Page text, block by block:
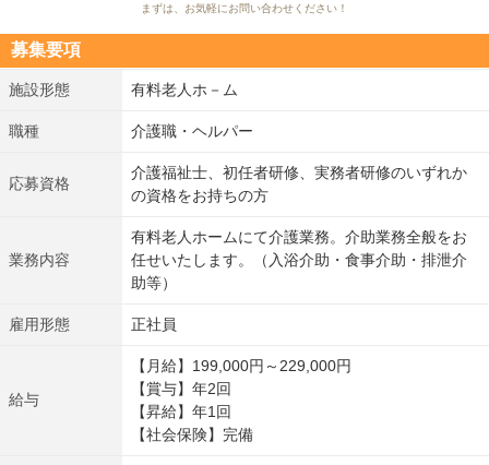
まずは、お気軽にお問い合わせください！
募集要項
施設形態 有料老人ホ－ム
職種 介護職・ヘルパー
応募資格
介護福祉士、初任者研修、実務者研修のいずれか
の資格をお持ちの方
業務内容
有料老人ホームにて介護業務。介助業務全般をお
任せいたします。（入浴介助・食事介助・排泄介
助等）
雇用形態 正社員
給与
【月給】199,000円～229,000円
【賞与】年2回
【昇給】年1回
【社会保険】完備